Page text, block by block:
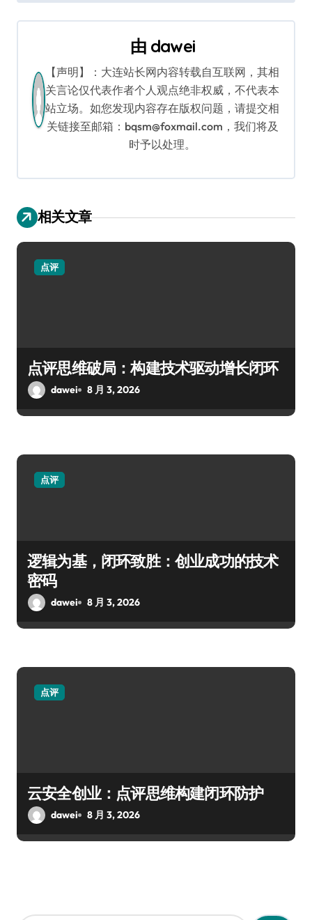
航
由 dawei
【声明】：大连站长网内容转载自互联网，其相
关言论仅代表作者个人观点绝非权威，不代表本
站立场。如您发现内容存在版权问题，请提交相
关链接至邮箱：bqsm@foxmail.com，我们将及
时予以处理。
相关文章
点评
点评思维破局：构建技术驱动增长闭环
dawei 8 月 3, 2026
点评
逻辑为基，闭环致胜：创业成功的技术
密码
dawei 8 月 3, 2026
点评
云安全创业：点评思维构建闭环防护
dawei 8 月 3, 2026